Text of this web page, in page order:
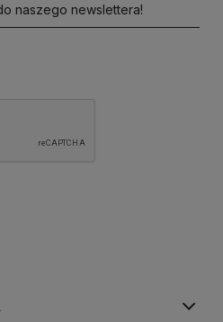
naszego newslettera!